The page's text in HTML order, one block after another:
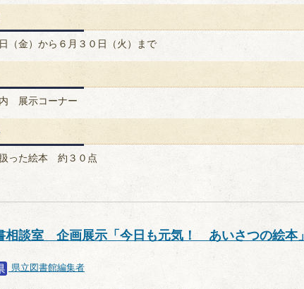
（金）から６月３０日（火）まで
展示コーナー
扱った絵本 約３０点
相談室 企画展示「今日も元気！ あいさつの絵本」
県立図書館編集者